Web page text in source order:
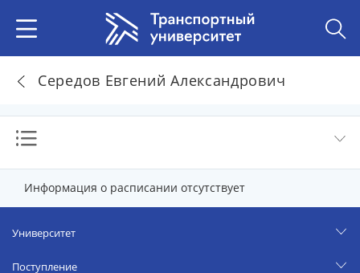
Середов Евгений Александрович
Информация о расписании отсутствует
Университет
Поступление